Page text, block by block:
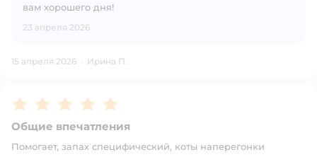
вам хорошего дня!
23 апреля 2026
15 апреля 2026 · Ирина П.
Рейтинг:5
Общие впечатления
Помогает, запах специфический, коты наперегонки